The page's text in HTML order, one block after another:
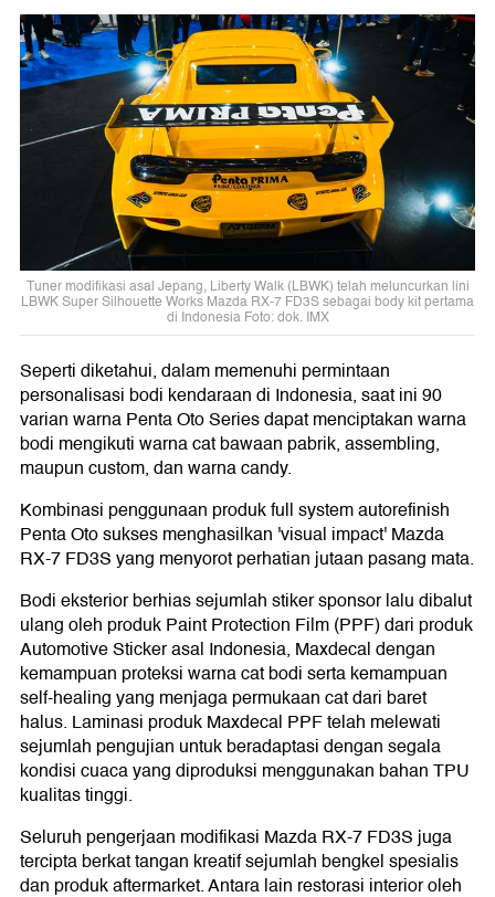
Tuner modifikasi asal Jepang, Liberty Walk (LBWK) telah meluncurkan lini
LBWK Super Silhouette Works Mazda RX-7 FD3S sebagai body kit pertama
di Indonesia Foto: dok. IMX
Seperti diketahui, dalam memenuhi permintaan
personalisasi bodi kendaraan di Indonesia, saat ini 90
varian warna Penta Oto Series dapat menciptakan warna
bodi mengikuti warna cat bawaan pabrik, assembling,
maupun custom, dan warna candy.
Kombinasi penggunaan produk full system autorefinish
Penta Oto sukses menghasilkan 'visual impact' Mazda
RX-7 FD3S yang menyorot perhatian jutaan pasang mata.
Bodi eksterior berhias sejumlah stiker sponsor lalu dibalut
ulang oleh produk Paint Protection Film (PPF) dari produk
Automotive Sticker asal Indonesia, Maxdecal dengan
kemampuan proteksi warna cat bodi serta kemampuan
self-healing yang menjaga permukaan cat dari baret
halus. Laminasi produk Maxdecal PPF telah melewati
sejumlah pengujian untuk beradaptasi dengan segala
kondisi cuaca yang diproduksi menggunakan bahan TPU
kualitas tinggi.
Seluruh pengerjaan modifikasi Mazda RX-7 FD3S juga
tercipta berkat tangan kreatif sejumlah bengkel spesialis
dan produk aftermarket. Antara lain restorasi interior oleh